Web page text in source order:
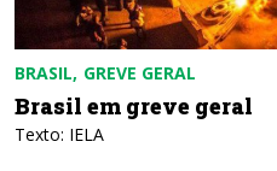
BRASIL GREVE GERAL
Brasil em greve geral
Texto: IELA